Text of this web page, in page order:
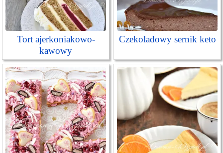
Tort ajerkoniakowo-
kawowy
Czekoladowy sernik keto